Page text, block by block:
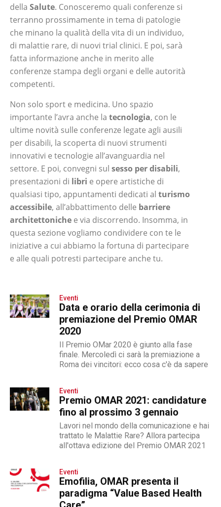
della Salute. Conosceremo quali conferenze si
terranno prossimamente in tema di patologie
che minano la qualità della vita di un individuo,
di malattie rare, di nuovi trial clinici. E poi, sarà
fatta informazione anche in merito alle
conferenze stampa degli organi e delle autorità
competenti.
Non solo sport e medicina. Uno spazio
importante l’avra anche la tecnologia, con le
ultime novità sulle conferenze legate agli ausili
per disabili, la scoperta di nuovi strumenti
innovativi e tecnologie all’avanguardia nel
settore. E poi, convegni sul sesso per disabili,
presentazioni di libri e opere artistiche di
qualsiasi tipo, appuntamenti dedicati al turismo
accessibile, all’abbattimento delle barriere
architettoniche e via discorrendo. Insomma, in
questa sezione vogliamo condividere con te le
iniziative a cui abbiamo la fortuna di partecipare
e alle quali potresti partecipare anche tu.
Eventi
Data e orario della cerimonia di
premiazione del Premio OMAR
2020
Il Premio OMar 2020 è giunto alla fase
finale. Mercoledì ci sarà la premiazione a
Roma dei vincitori: ecco cosa c'è da sapere
Eventi
Premio OMAR 2021: candidature
fino al prossimo 3 gennaio
Lavori nel mondo della comunicazione e hai
trattato le Malattie Rare? Allora partecipa
all'ottava edizione del Premio OMAR 2021
Eventi
Emofilia, OMAR presenta il
paradigma “Value Based Health